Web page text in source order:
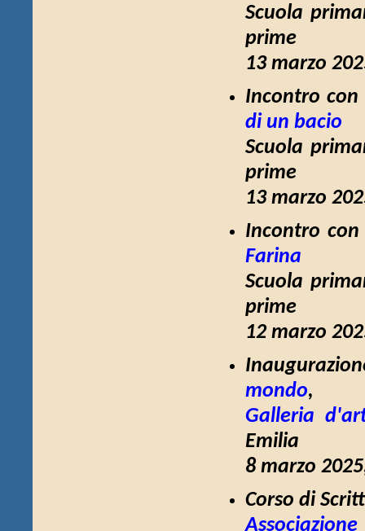
Scuola
prime
13 marzo
Incontro
di un bacio
Scuola
prime
13 marzo
Incontro
Farina
Scuola
prime
12 marzo
mondo,
Galleria
Emilia
8 marzo
Corso di